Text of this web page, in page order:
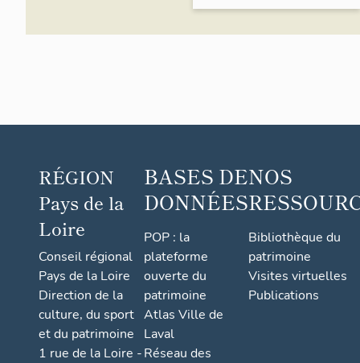
RÉGION
Pays de la
Loire
Conseil régional
Pays de la Loire
Direction de la
culture, du sport
et du patrimoine
1 rue de la Loire -
BASES DE
DONNÉES
POP : la
plateforme
ouverte du
patrimoine
Atlas Ville de
Laval
Réseau des
NOS
Bibliothèque du
patrimoine
Visites virtuelles
Publications